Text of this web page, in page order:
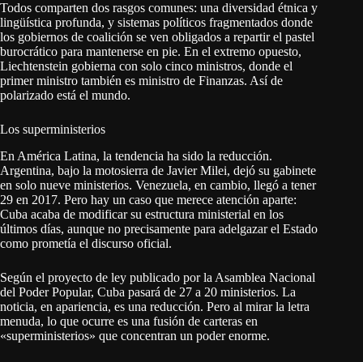
Todos comparten dos rasgos comunes: una diversidad étnica y
lingüística profunda, y sistemas políticos fragmentados donde
los gobiernos de coalición se ven obligados a repartir el pastel
burocrático para mantenerse en pie. En el extremo opuesto,
Liechtenstein gobierna con solo cinco ministros, donde el
primer ministro también es ministro de Finanzas. Así de
polarizado está el mundo.
Los superministerios
En América Latina, la tendencia ha sido la reducción.
Argentina, bajo la motosierra de Javier Milei, dejó su gabinete
en solo nueve ministerios. Venezuela, en cambio, llegó a tener
29 en 2017. Pero hay un caso que merece atención aparte:
Cuba acaba de modificar su estructura ministerial en los
últimos días, aunque no precisamente para adelgazar el Estado
como prometía el discurso oficial.
Según el proyecto de ley publicado por la Asamblea Nacional
del Poder Popular, Cuba pasará de 27 a 20 ministerios. La
noticia, en apariencia, es una reducción. Pero al mirar la letra
menuda, lo que ocurre es una fusión de carteras en
«superministerios» que concentran un poder enorme.